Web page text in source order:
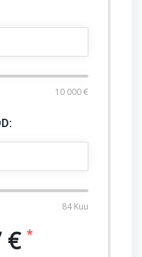
10 000€
84 Kuu
€